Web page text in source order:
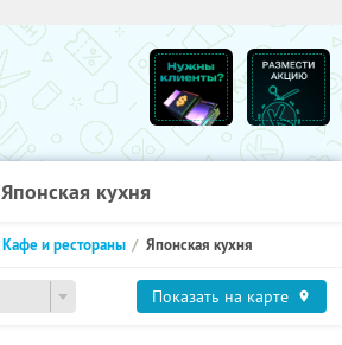
Японская кухня
Кафе и рестораны Японская кухня
Показать на карте